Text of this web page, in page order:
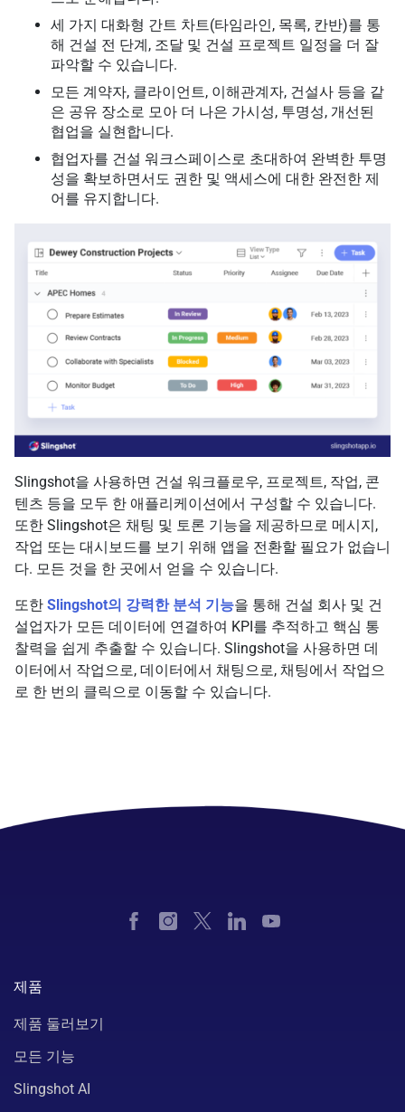
세 가지 대화형 간트 차트(타임라인, 목록, 칸반)를 통
해 건설 전 단계, 조달 및 건설 프로젝트 일정을 더 잘
파악할 수 있습니다.
모든 계약자, 클라이언트, 이해관계자, 건설사 등을 같
은 공유 장소로 모아 더 나은 가시성, 투명성, 개선된
협업을 실현합니다.
협업자를 건설 워크스페이스로 초대하여 완벽한 투명
성을 확보하면서도 권한 및 액세스에 대한 완전한 제
어를 유지합니다.
Slingshot을 사용하면 건설 워크플로우, 프로젝트, 작업, 콘
텐츠 등을 모두 한 애플리케이션에서 구성할 수 있습니다.
또한 Slingshot은 채팅 및 토론 기능을 제공하므로 메시지,
작업 또는 대시보드를 보기 위해 앱을 전환할 필요가 없습니
다. 모든 것을 한 곳에서 얻을 수 있습니다.
또한 Slingshot의 강력한 분석 기능을 통해 건설 회사 및 건
설업자가 모든 데이터에 연결하여 KPI를 추적하고 핵심 통
찰력을 쉽게 추출할 수 있습니다. Slingshot을 사용하면 데
이터에서 작업으로, 데이터에서 채팅으로, 채팅에서 작업으
로 한 번의 클릭으로 이동할 수 있습니다.
제품
제품 둘러보기
모든 기능
Slingshot AI